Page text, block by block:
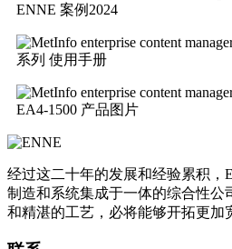
ENNE 案例2024
系列 使用手册
EA4-1500 产品图片
经过这二十年的发展和经验累积，
制造和系统集成于一体的综合性公
和精湛的工艺，必将能够开拓更加